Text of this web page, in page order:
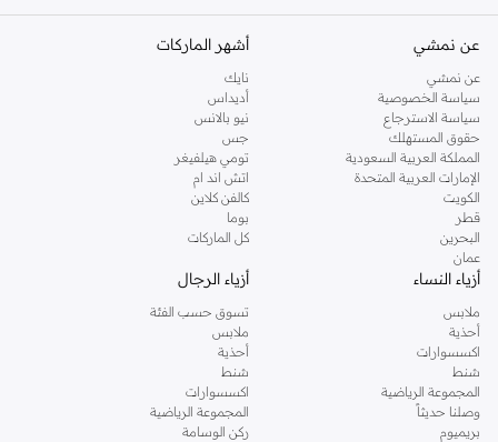
عن نمشي
عن نمشي
سياسة الخصوصية
سياسة الاسترجاع
حقوق المستهلك
المملكة العربية السعودية
الإمارات العربية المتحدة
الكويت
قطر
البحرين
عمان
أشهر الماركات
نايك
أديداس
نيو بالانس
جس
تومي هيلفيغر
اتش اند ام
كالفن كلاين
بوما
كل الماركات
أزياء النساء
ملابس
أحذية
اكسسوارات
شنط
المجموعة الرياضية
وصلنا حديثاً
بريميوم
أزياء الرجال
تسوق حسب الفئة
ملابس
أحذية
شنط
اكسسوارات
المجموعة الرياضية
ركن الوسامة